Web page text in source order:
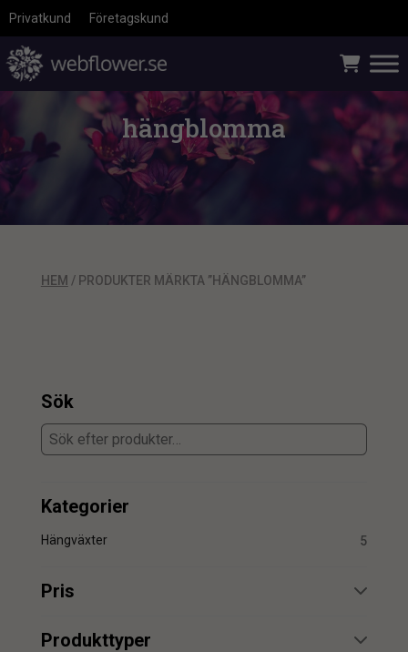
Privatkund Företagskund
hängblomma
HEM / PRODUKTER MÄRKTA ”HÄNGBLOMMA”
Sök
Kategorier
Hängväxter 5
Pris
min.
Produkttyper